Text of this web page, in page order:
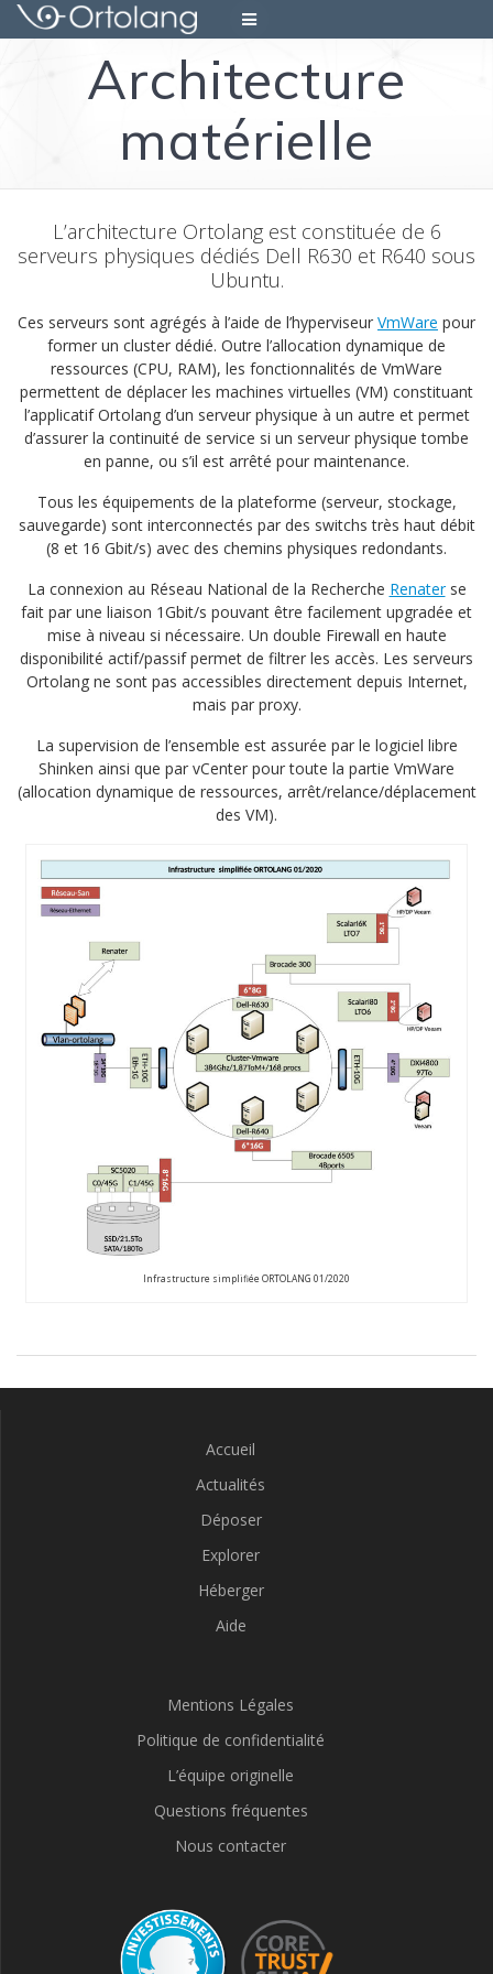
Skip
to
Architecture
matérielle
L’architecture Ortolang est constituée de 6
serveurs physiques dédiés Dell R630 et R640 sous
Ubuntu.
Ces serveurs sont agrégés à l’aide de l’hyperviseur VmWare pour
former un cluster dédié. Outre l’allocation dynamique de
ressources (CPU, RAM), les fonctionnalités de VmWare
permettent de déplacer les machines virtuelles (VM) constituant
l’applicatif Ortolang d’un serveur physique à un autre et permet
d’assurer la continuité de service si un serveur physique tombe
en panne, ou s’il est arrêté pour maintenance.
Tous les équipements de la plateforme (serveur, stockage,
sauvegarde) sont interconnectés par des switchs très haut débit
(8 et 16 Gbit/s) avec des chemins physiques redondants.
La connexion au Réseau National de la Recherche Renaterse
fait par une liaison 1Gbit/s pouvant être facilement upgradée et
mise à niveau si nécessaire. Un double Firewall en haute
disponibilité actif/passif permet de filtrer les accès. Les serveurs
Ortolang ne sont pas accessibles directement depuis Internet,
mais par proxy.
La supervision de l’ensemble est assurée par le logiciel libre
Shinken ainsi que par vCenter pour toute la partie VmWare
(allocation dynamique de ressources, arrêt/relance/déplacement
des VM).
Infrastructure simplifiée ORTOLANG 01/2020
Accueil
Actualités
Déposer
Explorer
Héberger
Aide
Mentions Légales
Politique de confidentialité
L’équipe originelle
Questions fréquentes
Nous contacter